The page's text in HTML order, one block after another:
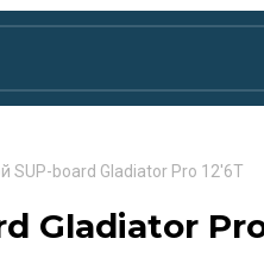
SUP-board Gladiator Pro 12'6T
Gladiator